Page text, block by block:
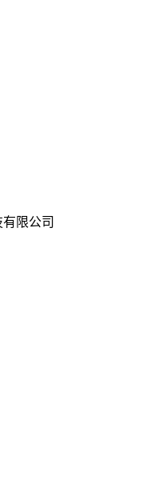
限公司